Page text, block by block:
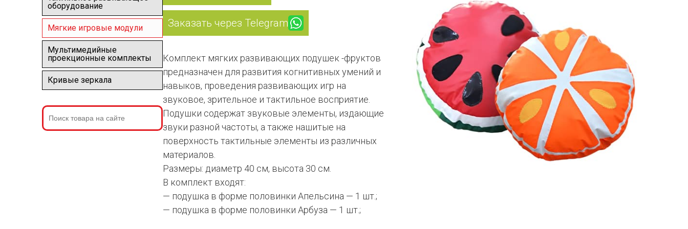
оборудование
Мягкие игровые модули
Мультимедийные
проекционные комплекты
Кривые зеркала
Заказать через Telegram
Комплект мягких развивающих подушек -фруктов
предназначен для развития когнитивных умений и
навыков, проведения развивающих игр на
звуковое, зрительное и тактильное восприятие.
Подушки содержат звуковые элементы, издающие
звуки разной частоты, а также нашитые на
поверхность тактильные элементы из различных
материалов.
Размеры: диаметр 40 см, высота 30 см.
В комплект входят:
— подушка в форме половинки Апельсина — 1 шт.;
— подушка в форме половинки Арбуза — 1 шт.;